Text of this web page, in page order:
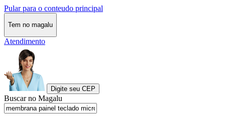
Pular para o conteudo principal
Tem no magalu
Atendimento
Digite seu CEP
Buscar no Magalu